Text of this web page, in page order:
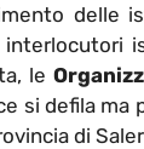
delle
interlocutori
le
si defila ma
di